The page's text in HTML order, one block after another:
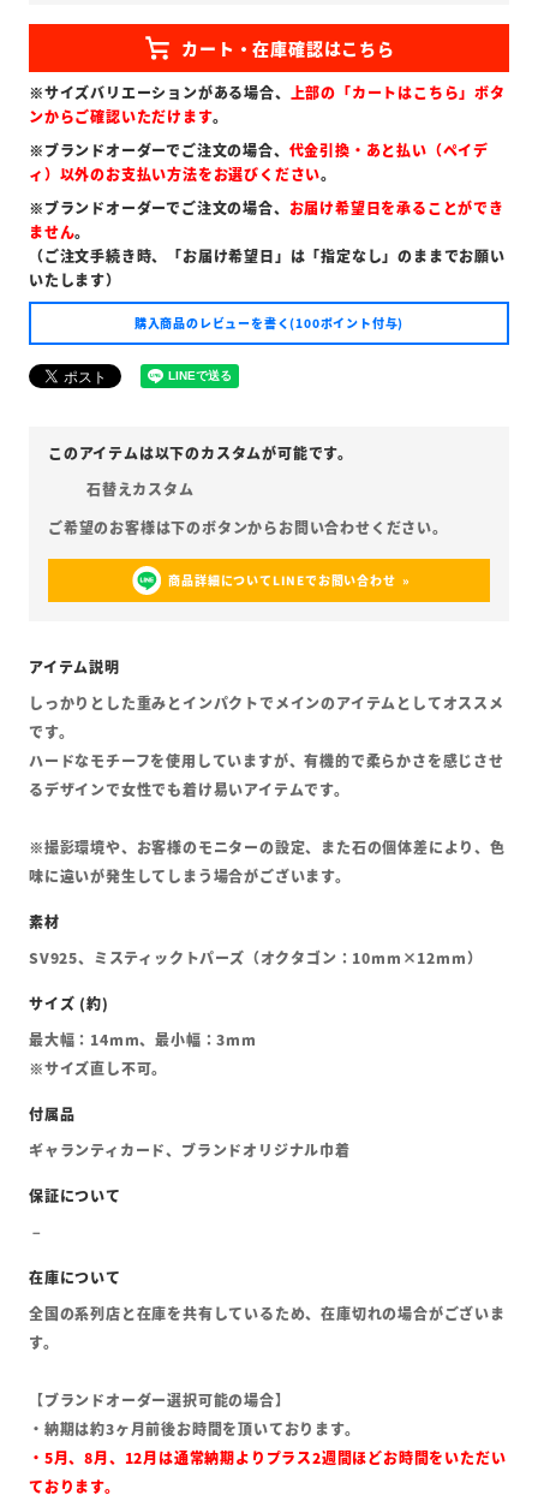
)
※サイズバリエーションがある場合、 上部の「カートはこちら」ボタ
ンからご確認いただけます。
※ブランドオーダーでご注文の場合、 代金引換・あと払い（ペイデ
ィ）以外のお支払い方法をお選びください。
※ブランドオーダーでご注文の場合、 お届け希望日を承ることができ
ません。
（ご注文手続き時、「お届け希望日」は「指定なし」のままでお願い
いたします）
購入商品のレビューを書く(100ポイント付与)
石替えカスタム
商品詳細についてLINEでお問い合わせ
しっかりとした重みとインパクトでメインのアイテムとしてオススメ
です。
ハードなモチーフを使用していますが、有機的で柔らかさを感じさせ
るデザインで女性でも着け易いアイテムです。
※撮影環境や、お客様のモニターの設定、また石の個体差により、色
味に違いが発生してしまう場合がございます。
SV925、ミスティックトパーズ（オクタゴン：10mm×12mm）
最大幅：14mm、最小幅：3mm
※サイズ直し不可。
ギャランティカード、ブランドオリジナル巾着
全国の系列店と在庫を共有しているため、在庫切れの場合がございま
す。
【ブランドオーダー選択可能の場合】
・納期は約3ヶ月前後お時間を頂いております。
・5月、8月、12月は通常納期よりプラス2週間ほどお時間をいただい
ております。